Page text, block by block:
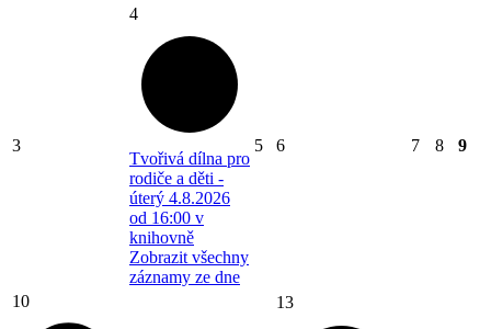
3
4
Tvořivá dílna pro
rodiče a děti -
úterý 4.8.2026
od 16:00 v
knihovně
Zobrazit všechny
záznamy ze dne
5 6 7 8 9
10 13